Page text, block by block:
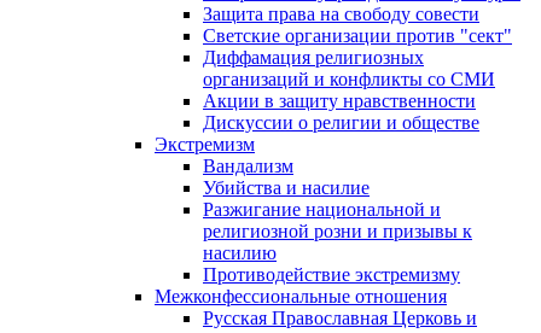
Защита права на свободу совести
Светские организации против "сект"
Диффамация религиозных
организаций и конфликты со СМИ
Акции в защиту нравственности
Дискуссии о религии и обществе
Экстремизм
Вандализм
Убийства и насилие
Разжигание национальной и
религиозной розни и призывы к
насилию
Противодействие экстремизму
Межконфессиональные отношения
Русская Православная Церковь и